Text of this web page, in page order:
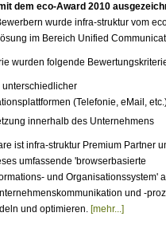
dem eco-Award 2010
wurde infra-struktur vom
im Bereich Unified
wurden folgende
unterschiedlicher
(Telefonie, eMail,
innerhalb des Unternehmens
ist infra-struktur Premium Partner
umfassende 'browserbasierte
und Organisationssystem'
und -
und optimieren. [mehr...]